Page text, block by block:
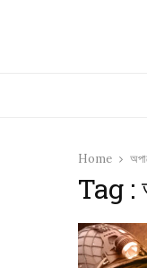
Home
Tag :